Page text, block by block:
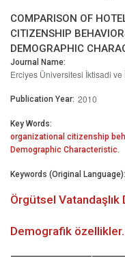
COMPARISON OF
CITIZENSHIP
DEMOGRAPHIC
Journal Name:
Erciyes Üniversitesi İktisadi
Publication Year: 2010
Key Words:
organizational citizenship
Demographic Characteristic.
Keywords (Original Language):
Örgütsel Vatandaşlık
Demografik özellikler.